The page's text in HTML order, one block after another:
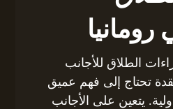
رومانيا
الطلاق للأجانب
تحتاج إلى فهم عميق
يتعين على الأجانب